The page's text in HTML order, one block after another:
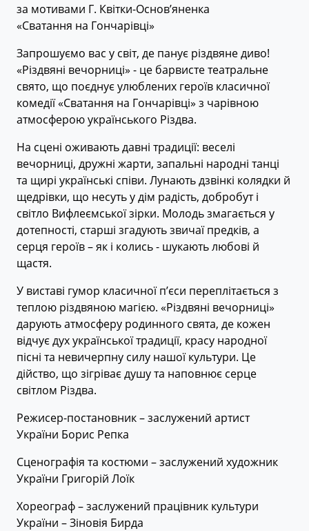
за мотивами Г. Квітки-Основ’яненка
«Сватання на Гончарівці»
Запрошуємо вас у світ, де панує різдвяне диво!
«Різдвяні вечорниці» - це барвисте театральне
свято, що поєднує улюблених героїв класичної
комедії «Сватання на Гончарівці» з чарівною
атмосферою українського Різдва.
На сцені оживають давні традиції: веселі
вечорниці, дружні жарти, запальні народні танці
та щирі українські співи. Лунають дзвінкі колядки й
щедрівки, що несуть у дім радість, добробут і
світло Вифлеємської зірки. Молодь змагається у
дотепності, старші згадують звичаї предків, а
серця героїв – як і колись - шукають любові й
щастя.
У виставі гумор класичної п’єси переплітається з
теплою різдвяною магією. «Різдвяні вечорниці»
дарують атмосферу родинного свята, де кожен
відчує дух української традиції, красу народної
пісні та невичерпну силу нашої культури. Це
дійство, що зігріває душу та наповнює серце
світлом Різдва.
Режисер-постановник – заслужений артист
України Борис Репка
Сценографія та костюми – заслужений художник
України Григорій Лоїк
Хореограф – заслужений працівник культури
України – Зіновія Бирда